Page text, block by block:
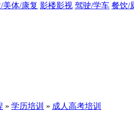
美体/康复 影楼影视 驾驶/学车 餐饮/
» 学历培训 » 成人高考培训